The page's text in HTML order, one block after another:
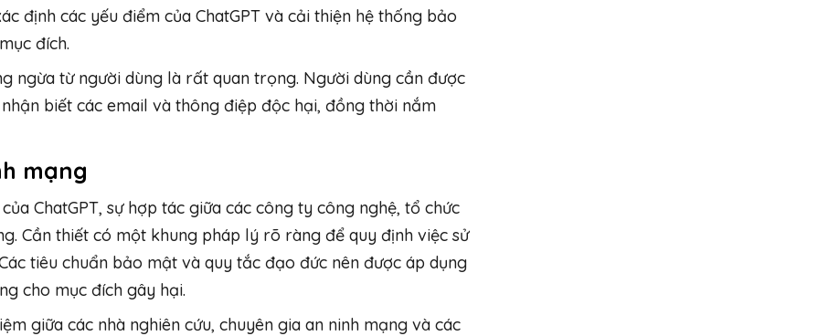
định các yếu điểm của ChatGPT và cải thiện hệ thống bảo
đích.
ngừa từ người dùng là rất quan trọng. Người dùng cần được
biết các email và thông điệp độc hại, đồng thời nắm
mạng
ChatGPT, sự hợp tác giữa các công ty công nghệ, tổ chức
Cần thiết có một khung pháp lý rõ ràng để quy định việc sử
tiêu chuẩn bảo mật và quy tắc đạo đức nên được áp dụng
cho mục đích gây hại.
giữa các nhà nghiên cứu, chuyên gia an ninh mạng và các